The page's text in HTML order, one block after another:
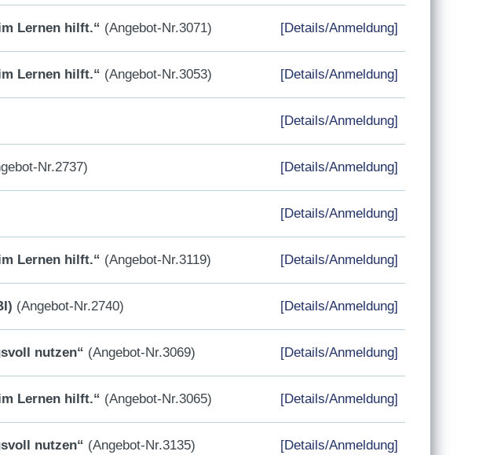
Lernen hilft.“ (Angebot-Nr.3071) [Details/Anmeldung]
Lernen hilft.“ (Angebot-Nr.3053) [Details/Anmeldung]
[Details/Anmeldung]
Nr.2737) [Details/Anmeldung]
[Details/Anmeldung]
Lernen hilft.“ (Angebot-Nr.3119) [Details/Anmeldung]
(Angebot-Nr.2740) [Details/Anmeldung]
nutzen“ (Angebot-Nr.3069) [Details/Anmeldung]
Lernen hilft.“ (Angebot-Nr.3065) [Details/Anmeldung]
nutzen“ (Angebot-Nr.3135) [Details/Anmeldung]